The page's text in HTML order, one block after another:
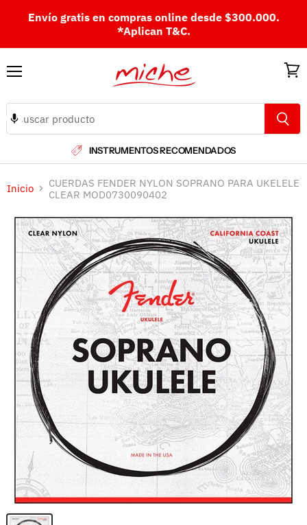
Envío gratis en compras online desde $300.000.
*Aplican T&C.
INSTRUMENTOS RECOMENDADOS
Inicio
CUERDAS FENDER NYLON SOPRANO PARA UKELELE
CLEAR MOD0730090402